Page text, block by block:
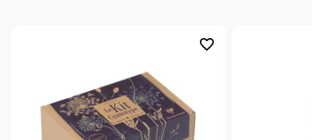
favorite_border